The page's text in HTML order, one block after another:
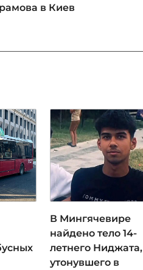
в Киев
В Мингячевире
найдено тело 14-
летнего Ниджата,
утонувшего в